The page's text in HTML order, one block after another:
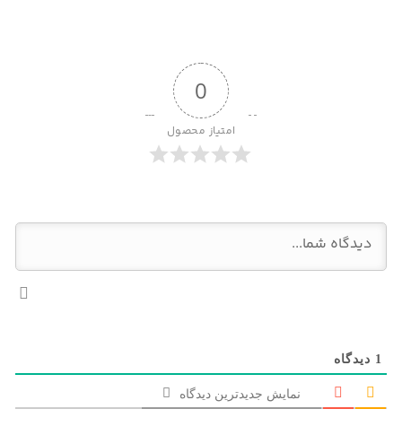
0
امتیاز محصول
1 دیدگاه
نمایش جدیدترین دیدگاه